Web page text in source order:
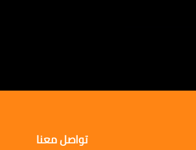
تواصل معنا